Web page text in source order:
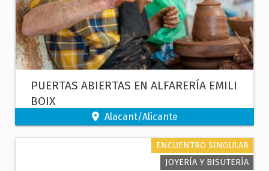
PUERTAS ABIERTAS EN ALFARERÍA EMILI
BOIX
Alacant/Alicante
ENCUENTRO SINGULAR
JOYERÍA Y BISUTERÍA